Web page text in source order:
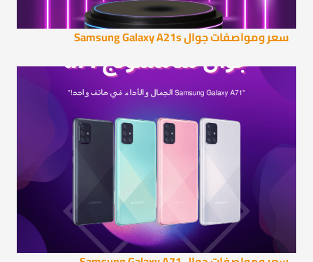
سعر ومواصفات جوال Samsung Galaxy A21s